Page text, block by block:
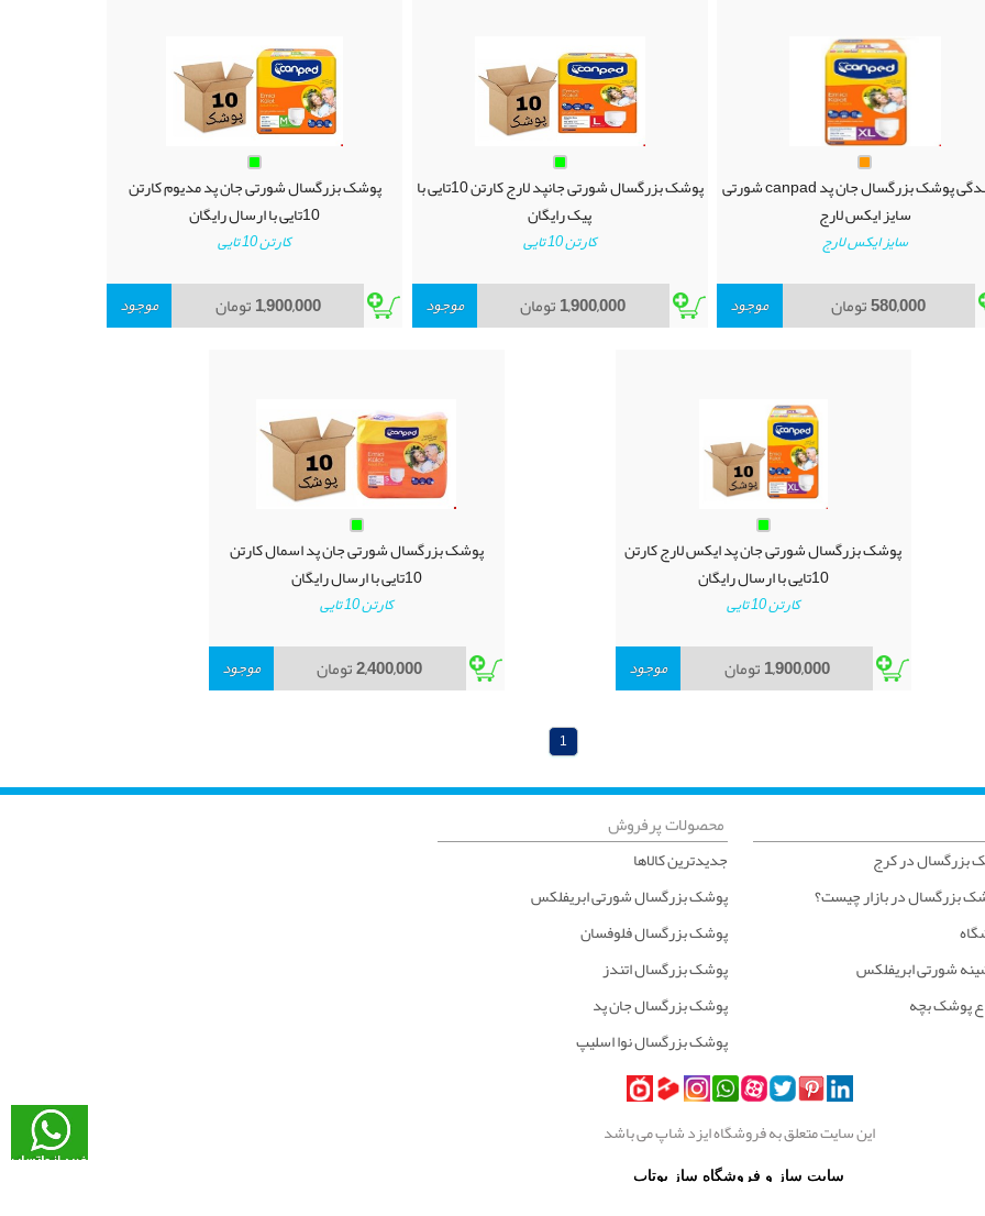
نمایندگی پوشک بزرگسال جان پد canpad شورتی
سایز ایکس لارج
سایز ایکس لارج
580,000تومان موجود
پوشک بزرگسال شورتی جانپد لارج کارتن 10تایی با
پیک رایگان
کارتن 10 تایی
1,900,000تومان موجود
پوشک بزرگسال شورتی جان پد مدیوم کارتن
10تایی با ارسال رایگان
کارتن 10 تایی
1,900,000تومان موجود
پوشک بزرگسال شورتی جان پد ایکس لارج کارتن
10تایی با ارسال رایگان
کارتن 10 تایی
1,900,000تومان موجود
پوشک بزرگسال شورتی جان پد اسمال کارتن
10تایی با ارسال رایگان
کارتن 10 تایی
2,400,000تومان موجود
1
بزرگسال در کرج
بزرگسال در بازار چیست؟
شورتی ابریفلکس
پوشک بچه
محصولات پرفروش
جدیدترین کالاها
پوشک بزرگسال شورتی ابریفلکس
پوشک بزرگسال فلوفسان
پوشک بزرگسال اتندز
پوشک بزرگسال جان پد
پوشک بزرگسال نوا اسلیپ
این سایت متعلق به فروشگاه ایزد شاپ می باشد
سایت ساز و فروشگاه ساز یوتاب